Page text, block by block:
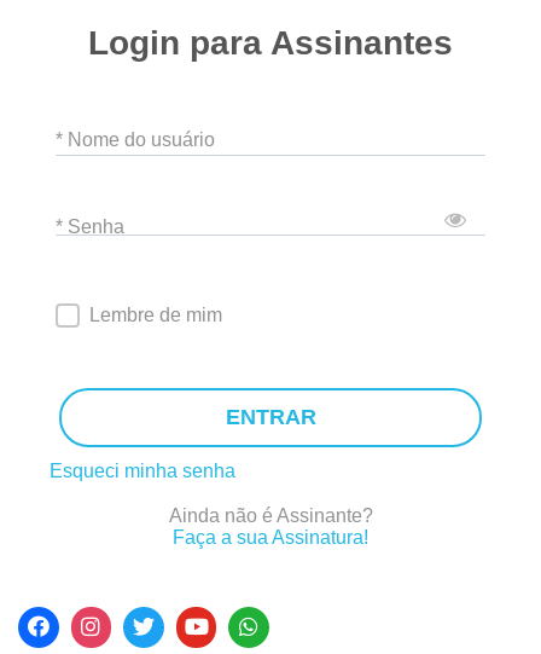
Login para Assinantes
* Nome do usuário
* Senha
Lembre de mim
ENTRAR
Esqueci minha senha
Ainda não é Assinante?
Faça a sua Assinatura!